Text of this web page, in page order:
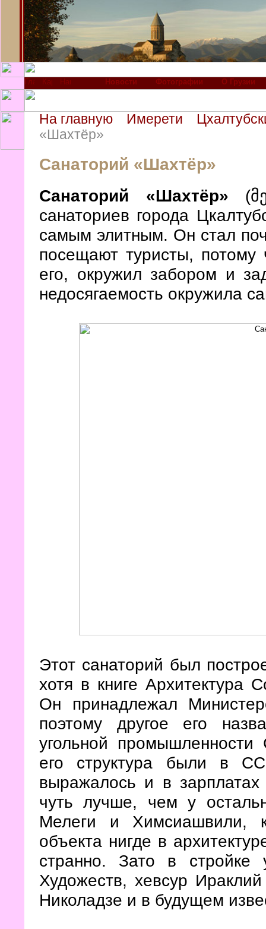
Новости Фотографии О Грузии
На главную Имерети
«Шахтёр»
Санаторий «Шахтёр»
Санаторий «Шахтёр»
санаториев города
самым элитным. Он стал
посещают туристы, потому
его, окружил забором и
недосягаемость окружила
Этот санаторий был
хотя в книге Архитектура
Он принадлежал
поэтому другое его
угольной
его структура были в
выражалось и в
чуть лучше, чем у
Мелеги и Химсиашвили,
объекта нигде в
странно. Зато в стройке
Художеств, хевсур
Николадзе и в будущем